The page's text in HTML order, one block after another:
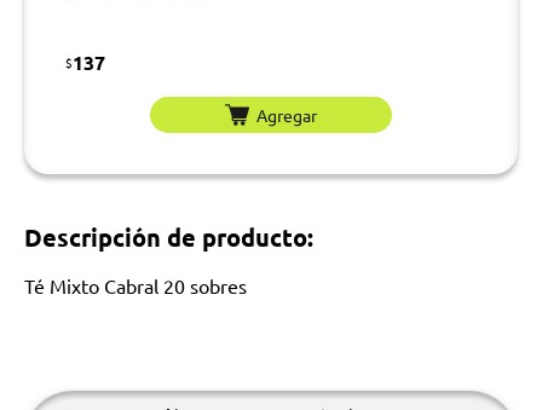
$137
Agregar
Descripción de producto:
Té Mixto Cabral 20 sobres